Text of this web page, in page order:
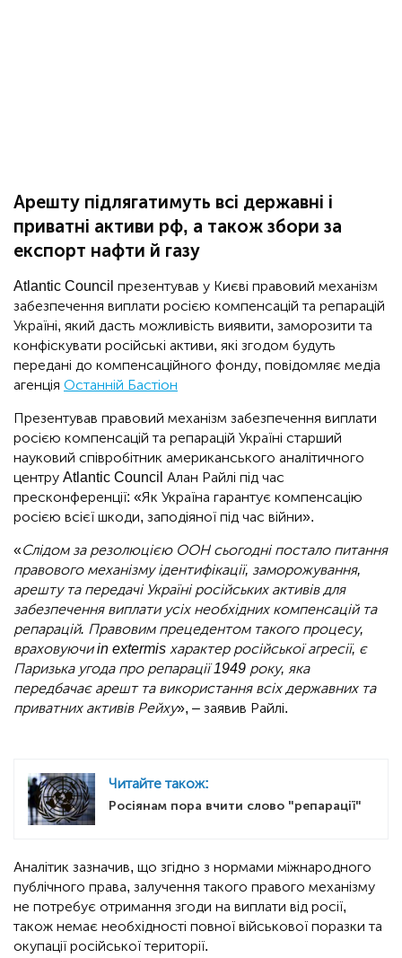
Арешту підлягатимуть всі державні і
приватні активи рф, а також збори за
експорт нафти й газу
Atlantic Council презентував у Києві правовий механізм
забезпечення виплати росією компенсацій та репарацій
Україні, який дасть можливість виявити, заморозити та
конфіскувати російські активи, які згодом будуть
передані до компенсаційного фонду, повідомляє медіа
агенція Останній Бастіон
Презентував правовий механізм забезпечення виплати
росією компенсацій та репарацій Україні старший
науковий співробітник американського аналітичного
центру Atlantic Council Алан Райлі під час
пресконференції: «Як Україна гарантує компенсацію
росією всієї шкоди, заподіяної під час війни».
«Слідом за резолюцією ООН сьогодні постало питання
правового механізму ідентифікації, заморожування,
арешту та передачі Україні російських активів для
забезпечення виплати усіх необхідних компенсацій та
репарацій. Правовим прецедентом такого процесу,
враховуючи in extermis характер російської агресії, є
Паризька угода про репарації 1949 року, яка
передбачає арешт та використання всіх державних та
приватних активів Рейху», – заявив Райлі.
Читайте також:
Росіянам пора вчити слово "репарації"
Аналітик зазначив, що згідно з нормами міжнародного
публічного права, залучення такого правого механізму
не потребує отримання згоди на виплати від росії,
також немає необхідності повної військової поразки та
окупації російської території.